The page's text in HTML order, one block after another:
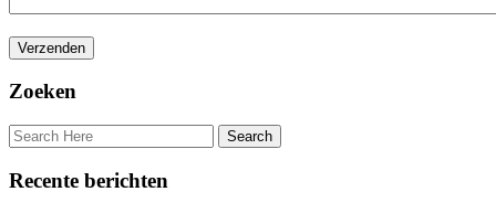
Zoeken
Recente berichten